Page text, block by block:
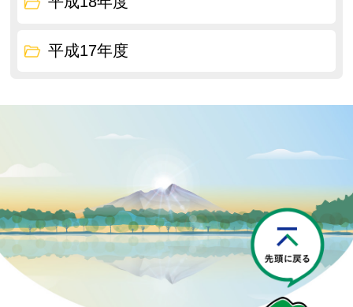
平成17年度